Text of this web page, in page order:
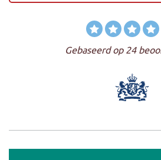
Gebaseerd op 24